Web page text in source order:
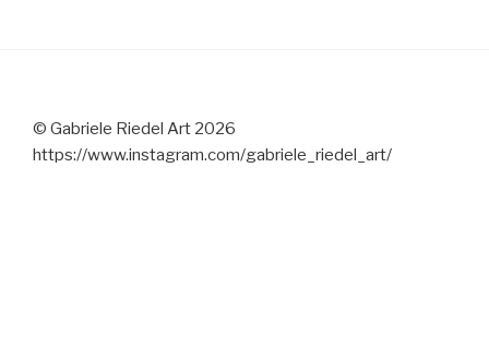
© Gabriele Riedel Art 2026
https://www.instagram.com/gabriele_riedel_art/